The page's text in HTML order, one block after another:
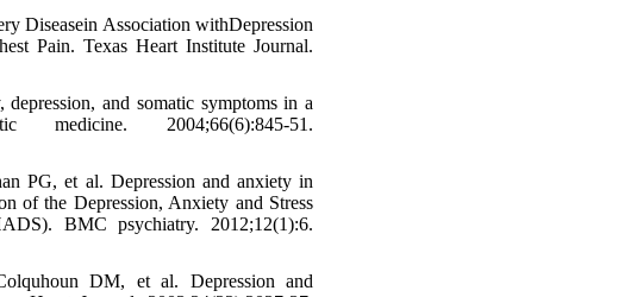
Diseasein Association withDepression
Pain. Texas Heart Institute Journal.
and somatic symptoms in a
2004;66(6):845-51.
PG, et al. Depression and anxiety in
of the Depression, Anxiety and Stress
BMC psychiatry. 2012;12(1):6.
DM, et al. Depression and